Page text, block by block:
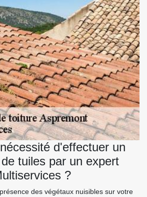
d'effectuer un
tuiles par un expert
?
des végétaux nuisibles sur votre